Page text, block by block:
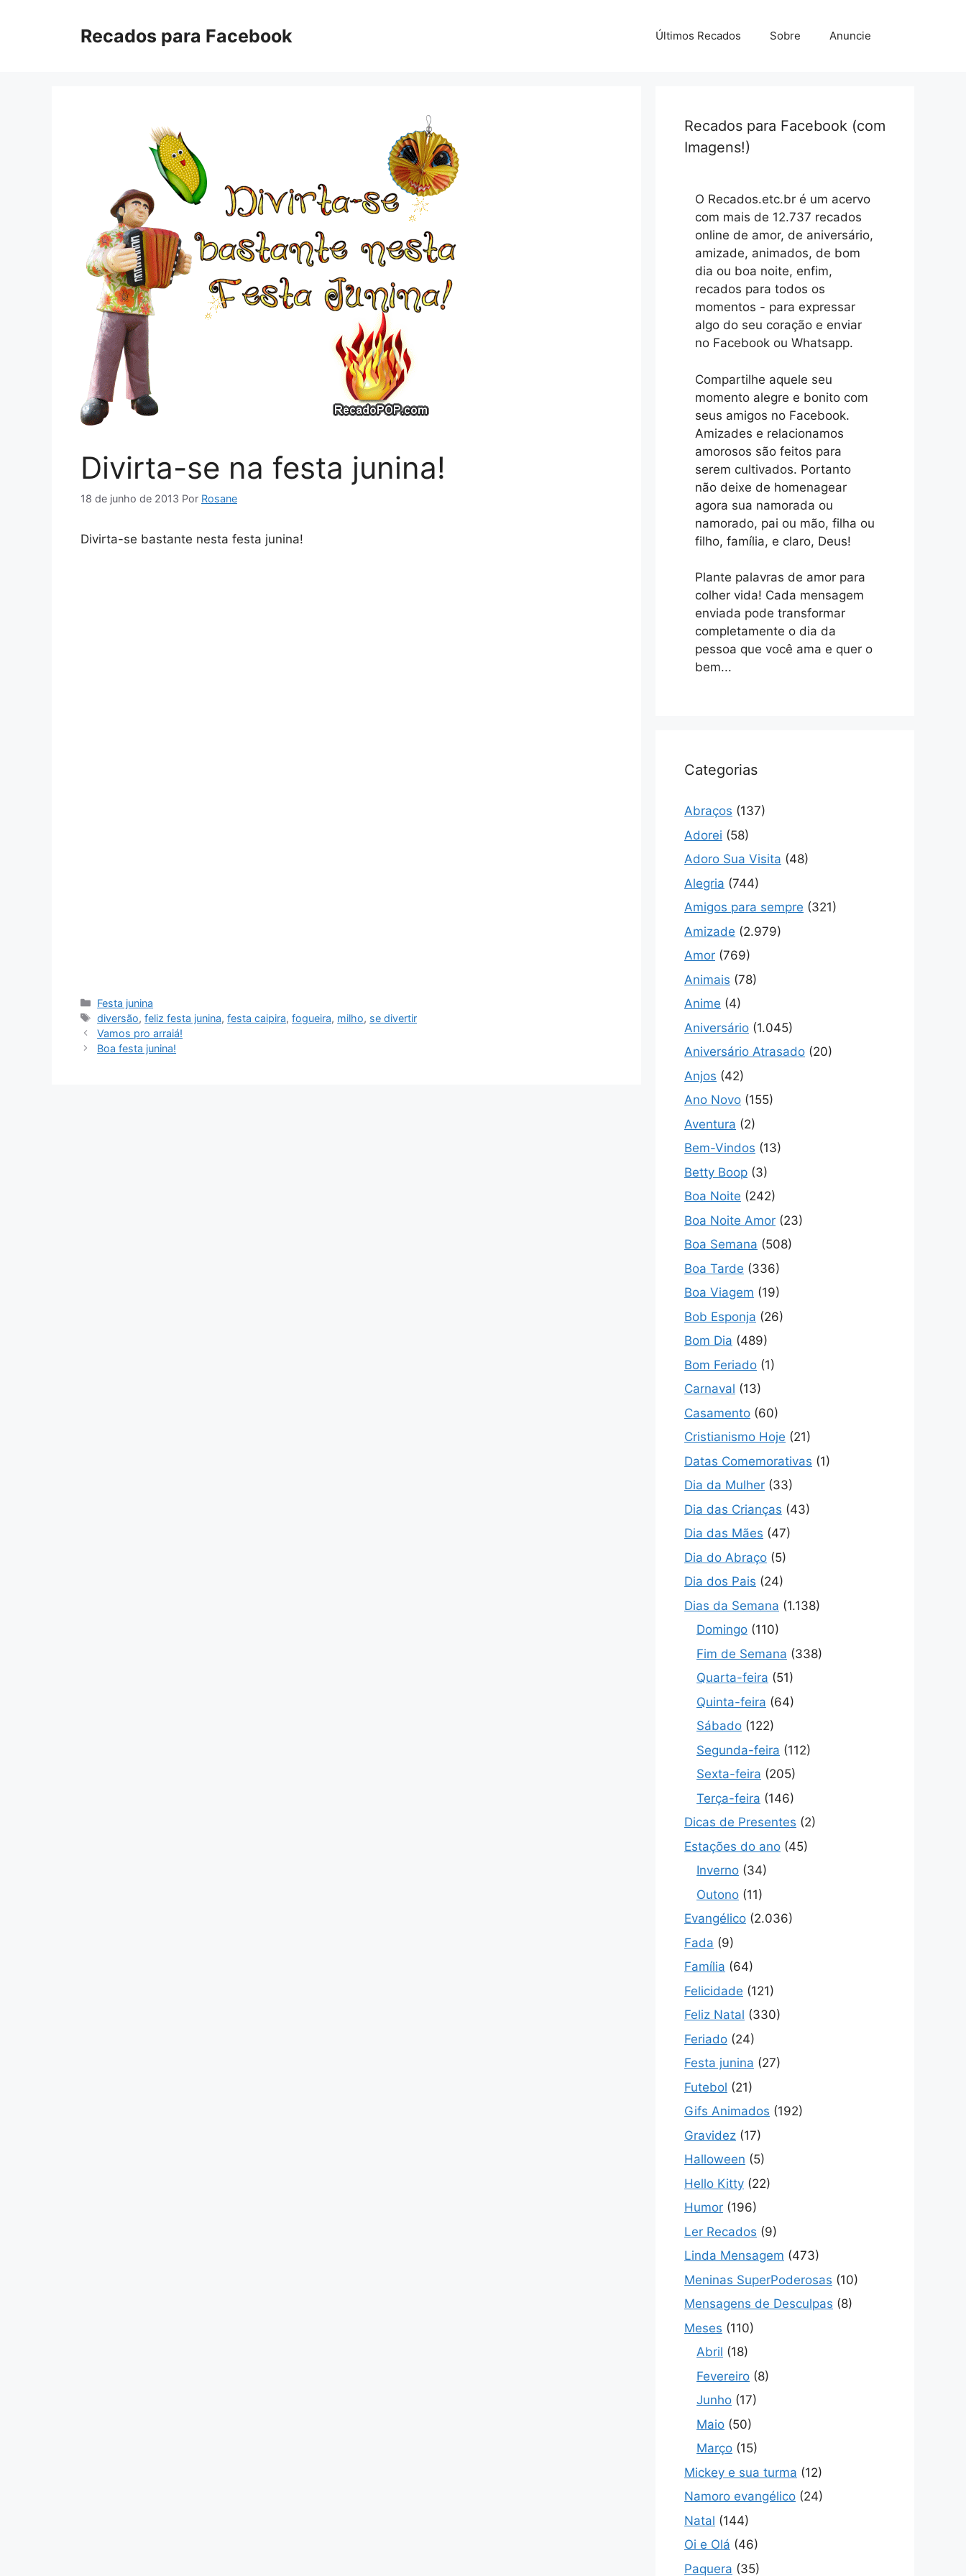
Recados para Facebook Últimos Recados Sobre Anuncie
Divirta-se na festa junina!
18 de junho de 2013 Por Rosane
Divirta-se bastante nesta festa junina!
Categorias
Festa junina
Tags
diversão,feliz festa junina,festa caipira,fogueira, milho, se divertir
Vamos pro arraiá!
Boa festa junina!
Recados para Facebook (com
Imagens!)
O Recados.etc.br é um acervo
com mais de 12.737 recados
online de amor, de aniversário,
amizade, animados, de bom
dia ou boa noite, enfim,
recados para todos os
momentos - para expressar
algo do seu coração e enviar
no Facebook ou Whatsapp.
Compartilhe aquele seu
momento alegre e bonito com
seus amigos no Facebook.
Amizades e relacionamos
amorosos são feitos para
serem cultivados. Portanto
não deixe de homenagear
agora sua namorada ou
namorado, pai ou mão, filha ou
filho, família, e claro, Deus!
Plante palavras de amor para
colher vida! Cada mensagem
enviada pode transformar
completamente o dia da
pessoa que você ama e quer o
bem...
Categorias
Abraços (137)
Adorei (58)
Adoro Sua Visita (48)
Alegria (744)
Amigos para sempre (321)
Amizade (2.979)
Amor (769)
Animais (78)
Anime (4)
Aniversário (1.045)
Aniversário Atrasado (20)
Anjos (42)
Ano Novo (155)
Aventura (2)
Bem-Vindos (13)
Betty Boop (3)
Boa Noite (242)
Boa Noite Amor (23)
Boa Semana (508)
Boa Tarde (336)
Boa Viagem (19)
Bob Esponja (26)
Bom Dia (489)
Bom Feriado (1)
Carnaval (13)
Casamento (60)
Cristianismo Hoje (21)
Datas Comemorativas (1)
Dia da Mulher (33)
Dia das Crianças (43)
Dia das Mães (47)
Dia do Abraço (5)
Dia dos Pais (24)
Dias da Semana (1.138)
Domingo (110)
Fim de Semana (338)
Quarta-feira (51)
Quinta-feira (64)
Sábado (122)
Segunda-feira (112)
Sexta-feira (205)
Terça-feira (146)
Dicas de Presentes (2)
Estações do ano (45)
Inverno (34)
Outono (11)
Evangélico (2.036)
Fada (9)
Família (64)
Felicidade (121)
Feliz Natal (330)
Feriado (24)
Festa junina (27)
Futebol (21)
Gifs Animados (192)
Gravidez (17)
Halloween (5)
Hello Kitty (22)
Humor (196)
Ler Recados (9)
Linda Mensagem (473)
Meninas SuperPoderosas (10)
Mensagens de Desculpas (8)
Meses (110)
Abril (18)
Fevereiro (8)
Junho (17)
Maio (50)
Março (15)
Mickey e sua turma (12)
Namoro evangélico (24)
Natal (144)
Oi e Olá (46)
Paquera (35)